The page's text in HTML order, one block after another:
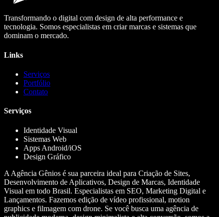
Transformando o digital com design de alta performance e
tecnologia. Somos especialistas em criar marcas e sistemas que
dominam o mercado.
Links
Serviços
Portfólio
Contato
Serviços
Identidade Visual
Sistemas Web
Apps Android/iOS
Design Gráfico
A Agência Gênios é sua parceira ideal para Criação de Sites,
Desenvolvimento de Aplicativos, Design de Marcas, Identidade
Visual em todo Brasil. Especialistas em SEO, Marketing Digital e
Lançamentos. Fazemos edição de vídeo profissional, motion
graphics e filmagem com drone. Se você busca uma agência de